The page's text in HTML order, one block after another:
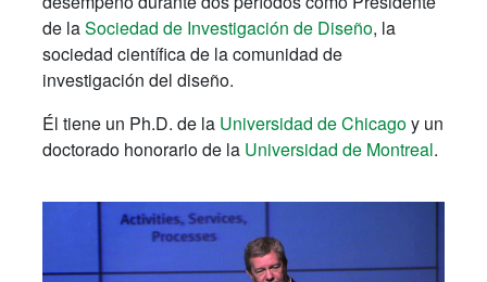
de laSociedad de Investigación de Diseño, la
sociedad científica de la comunidad de
investigación del diseño.
Él tiene un Ph.D. de la Universidad de Chicagoy un
doctorado honorario de la Universidad de Montreal.